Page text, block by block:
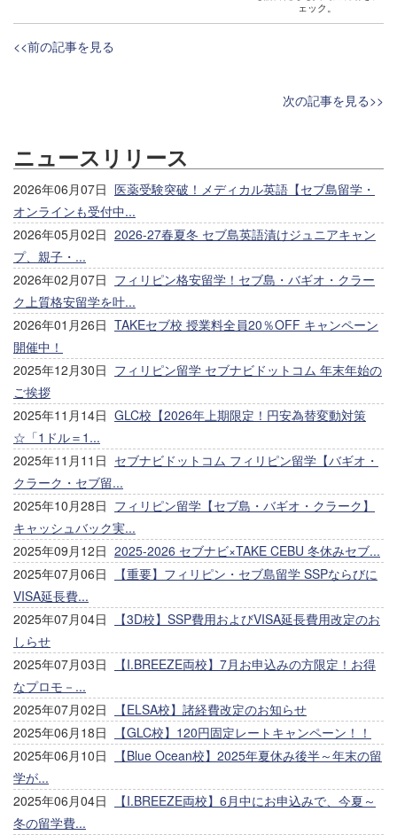
ェック。
<<前の記事を見る
次の記事を見る>>
ニュースリリース
2026年06月07日 医薬受験突破！メディカル英語【セブ島留学・
オンラインも受付中...
2026年05月02日 2026-27春夏冬 セブ島英語漬けジュニアキャン
プ、親子・...
2026年02月07日 フィリピン格安留学！セブ島・バギオ・クラー
ク上質格安留学を叶...
2026年01月26日 TAKEセブ校 授業料全員20％OFF キャンペーン
開催中！
2025年12月30日 フィリピン留学 セブナビドットコム 年末年始の
ご挨拶
2025年11月14日 GLC校【2026年上期限定！円安為替変動対策
☆「1ドル＝1...
2025年11月11日 セブナビドットコム フィリピン留学【バギオ・
クラーク・セブ留...
2025年10月28日 フィリピン留学【セブ島・バギオ・クラーク】
キャッシュバック実...
2025年09月12日 2025-2026 セブナビ×TAKE CEBU 冬休みセブ...
2025年07月06日
【重要】フィリピン・セブ島留学 SSPならびに
VISA延長費...
2025年07月04日
【3D校】SSP費用およびVISA延長費用改定のお
しらせ
2025年07月03日
【I.BREEZE両校】7月お申込みの方限定！お得
なプロモ－...
2025年07月02日
【ELSA校】諸経費改定のお知らせ
2025年06月18日
【GLC校】120円固定レートキャンペーン！！
2025年06月10日
【Blue Ocean校】2025年夏休み後半～年末の留
学が...
2025年06月04日
【I.BREEZE両校】6月中にお申込みで、今夏～
冬の留学費...